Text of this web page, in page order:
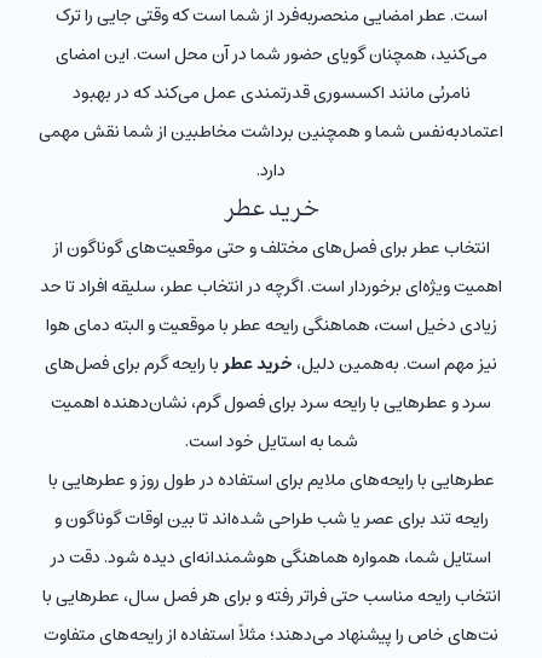
است. عطر امضایی منحصربه‌فرد از شما است که وقتی جایی را ترک
می‌کنید، همچنان گویای حضور شما در آن محل است. این امضای
نامرئی مانند اکسسوری قدرتمندی عمل می‌کند که در بهبود
اعتماد‌به‌نفس شما و همچنین برداشت مخاطبین از شما نقش مهمی
دارد.
خرید عطر
انتخاب عطر برای فصل‌های مختلف و حتی موقعیت‌های گوناگون از
اهمیت ویژه‌ای برخوردار است. اگرچه در انتخاب عطر، سلیقه افراد تا حد
زیادی دخیل است، هماهنگی رایحه عطر با موقعیت و البته دمای هوا
نیز مهم است. به‌همین دلیل، خرید عطربا رایحه گرم برای فصل‌های
سرد و عطرهایی با رایحه سرد برای فصول گرم، نشان‌دهنده اهمیت
شما به استایل خود است.
عطرهایی با رایحه‌های ملایم برای استفاده در طول روز و عطرهایی با
رایحه‌ تند برای عصر یا شب طراحی شده‌اند تا بین اوقات گوناگون و
استایل شما، همواره هماهنگی هوشمندانه‌ای دیده شود. دقت در
انتخاب رایحه مناسب حتی فراتر رفته و برای هر فصل سال، عطرهایی با
نت‌های خاص را پیشنهاد می‌دهند؛ مثلاً استفاده از رایحه‌های متفاوت